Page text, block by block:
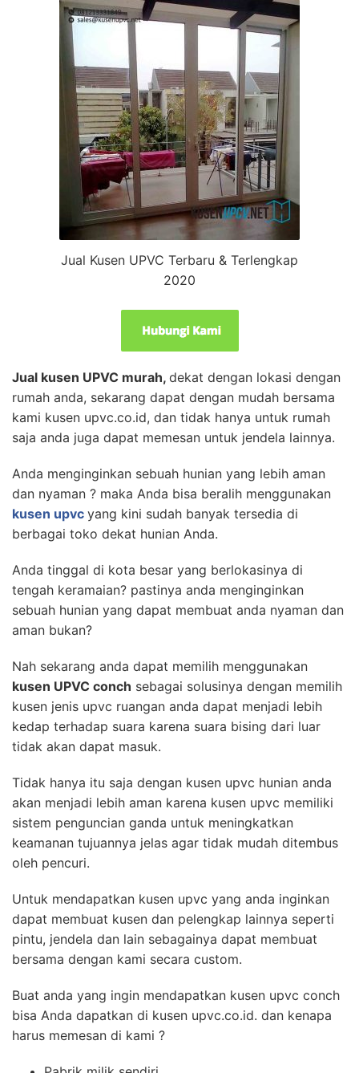
Jual Kusen UPVC Terbaru & Terlengkap
2020
Jual kusen UPVC murah, dekat dengan lokasi dengan
rumah anda, sekarang dapat dengan mudah bersama
kami kusen upvc.co.id, dan tidak hanya untuk rumah
saja anda juga dapat memesan untuk jendela lainnya.
Anda menginginkan sebuah hunian yang lebih aman
dan nyaman ? maka Anda bisa beralih menggunakan
kusen upvc yang kini sudah banyak tersedia di
berbagai toko dekat hunian Anda.
Anda tinggal di kota besar yang berlokasinya di
tengah keramaian? pastinya anda menginginkan
sebuah hunian yang dapat membuat anda nyaman dan
aman bukan?
Nah sekarang anda dapat memilih menggunakan
kusen UPVC conch sebagai solusinya dengan memilih
kusen jenis upvc ruangan anda dapat menjadi lebih
kedap terhadap suara karena suara bising dari luar
tidak akan dapat masuk.
Tidak hanya itu saja dengan kusen upvc hunian anda
akan menjadi lebih aman karena kusen upvc memiliki
sistem penguncian ganda untuk meningkatkan
keamanan tujuannya jelas agar tidak mudah ditembus
oleh pencuri.
Untuk mendapatkan kusen upvc yang anda inginkan
dapat membuat kusen dan pelengkap lainnya seperti
pintu, jendela dan lain sebagainya dapat membuat
bersama dengan kami secara custom.
Buat anda yang ingin mendapatkan kusen upvc conch
bisa Anda dapatkan di kusen upvc.co.id. dan kenapa
harus memesan di kami ?